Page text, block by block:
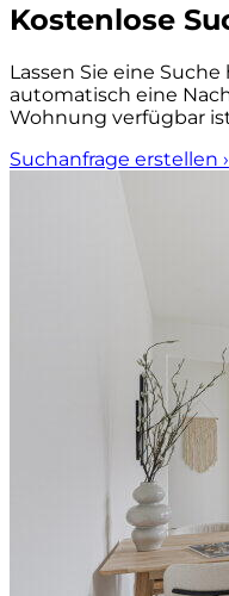
Kostenlose
Lassen Sie eine
automatisch eine
Wohnung verfügbar
Suchanfrage erstellen ›